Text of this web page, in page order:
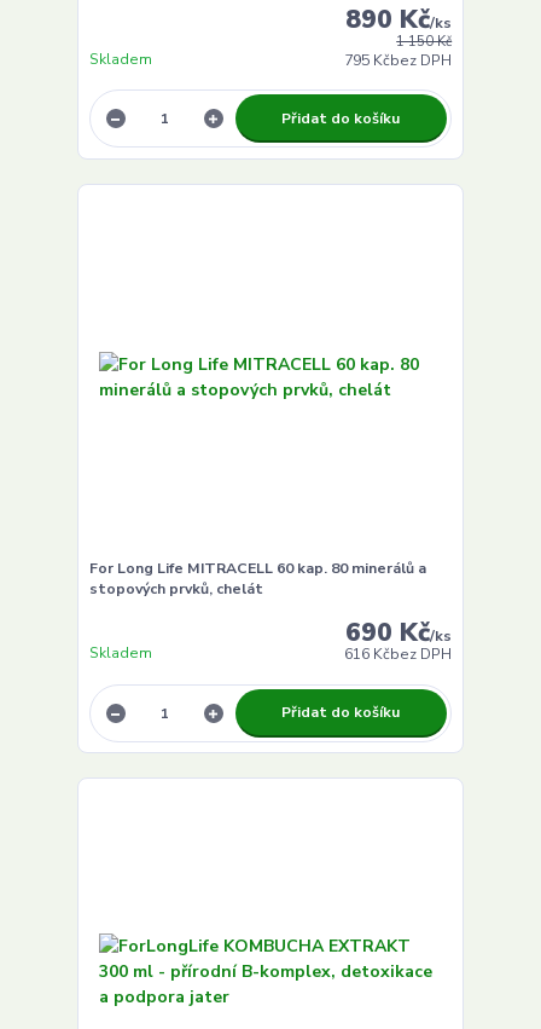
1 150 Kč
890 Kč/ks
795 Kčbez DPH
Skladem
Přidat do košíku
For Long Life MITRACELL 60 kap. 80 minerálů a
stopových prvků, chelát
690 Kč/ks
616 Kčbez DPH
Skladem
Přidat do košíku